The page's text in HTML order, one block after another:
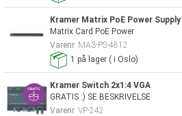
Kramer Matrix PoE Power Supply
Matrix Card PoE Power
Varenr MA3-PS-4812
1 på lager ( i Oslo)
Kramer Switch 2x1:4 VGA
GRATIS :) SE BESKRIVELSE
Varenr VP-242